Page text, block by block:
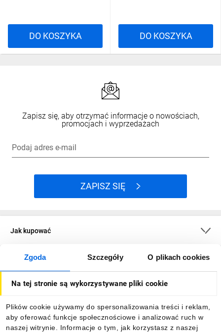
Zgoda Szczegóły O plikach cookies
Na tej stronie są wykorzystywane pliki cookie
Plików cookie używamy do spersonalizowania treści i reklam,
aby oferować funkcje społecznościowe i analizować ruch w
naszej witrynie. Informacje o tym, jak korzystasz z naszej
DO KOSZYKA DO KOSZYKA
Zapisz się, aby otrzymać informacje o nowościach,
promocjach i wyprzedażach
Podaj adres e-mail
ZAPISZ SIĘ
Jak kupować
O firmie
Informacje